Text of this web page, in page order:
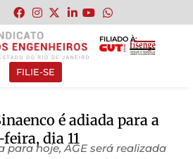
FILIADO À:
FILIE-SE
é adiada para a
dia 11
hoje, AGE será realizada